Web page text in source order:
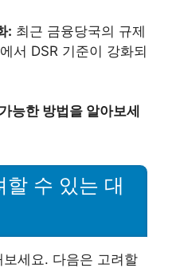
: 최근 금융당국의 규제
서 DSR 기준이 강화되
능한 방법을 알아보세
할 수 있는 대
세요. 다음은 고려할